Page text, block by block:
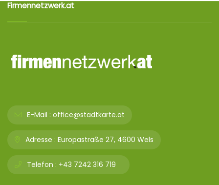
Firmennetzwerk.at
E-Mail : office@stadtkarte.at
Adresse : Europastraße 27, 4600 Wels
Telefon : +43 7242 316 719